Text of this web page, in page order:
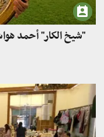
"شيخ الكار" أحمد